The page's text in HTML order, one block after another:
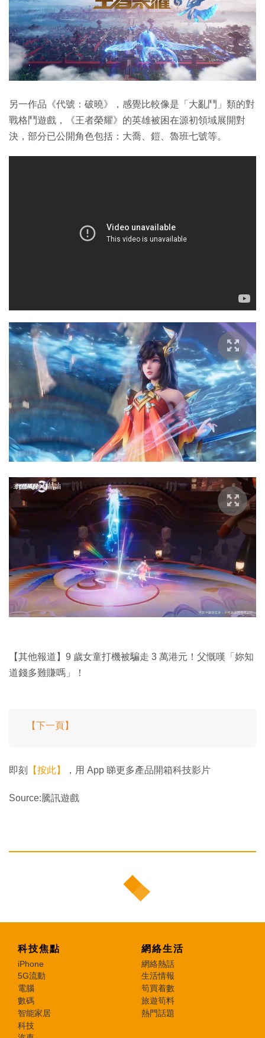
另一作品《代號：破曉》，感覺比較像是「大亂鬥」類的對
戰格鬥遊戲，《王者榮耀》的英雄被困在源初領域展開對
決，部分已公開角色包括：大喬、鎧、魯班七號等。
【其他報道】9 歲女童打機被騙走 3 萬港元！父慨嘆「妳知
道錢多難賺嗎」！
【下一頁】
即刻 【按此】 ，用 App 睇更多產品開箱科技影片
Source:騰訊遊戲
科技焦點
iPhone
5G流動
電腦
數碼
智能家居
科技
網絡生活
網絡熱話
生活情報
筍買着數
旅遊筍料
熱門話題